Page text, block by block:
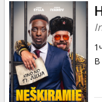
Подарки
Кинозакуски
B2B
В